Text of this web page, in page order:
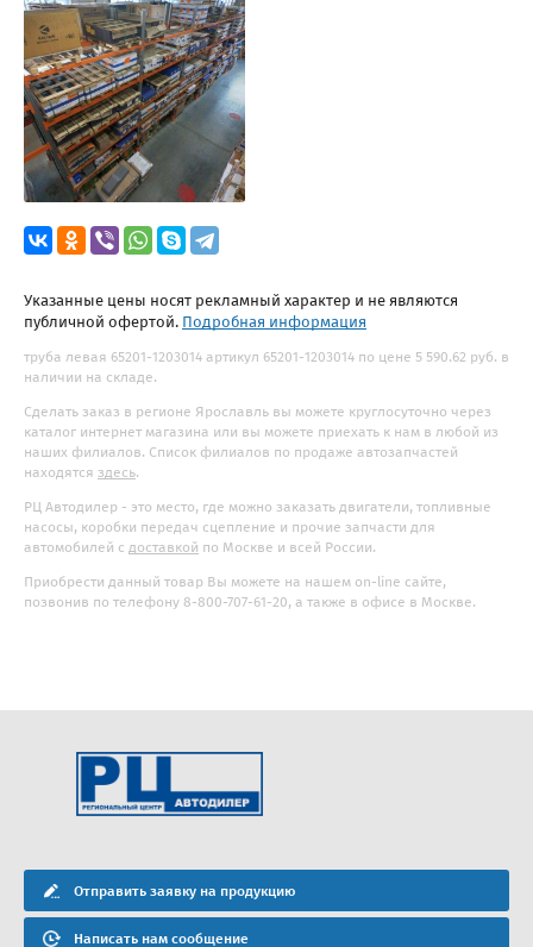
Указанные цены носят рекламный характер и не являются
публичной офертой. Подробная информация
труба левая 65201-1203014 артикул 65201-1203014 по цене 5 590.62 руб. в
наличии на складе.
Сделать заказ в регионе Ярославль вы можете круглосуточно через
каталог интернет магазина или вы можете приехать к нам в любой из
наших филиалов. Список филиалов по продаже автозапчастей
находятся здесь.
РЦ Автодилер - это место, где можно заказать двигатели, топливные
насосы, коробки передач сцепление и прочие запчасти для
автомобилей с доставкой по Москве и всей России.
Приобрести данный товар Вы можете на нашем on-line сайте,
позвонив по телефону 8-800-707-61-20, а также в офисе в Москве.
Отправить заявку на продукцию
Написать нам сообщение